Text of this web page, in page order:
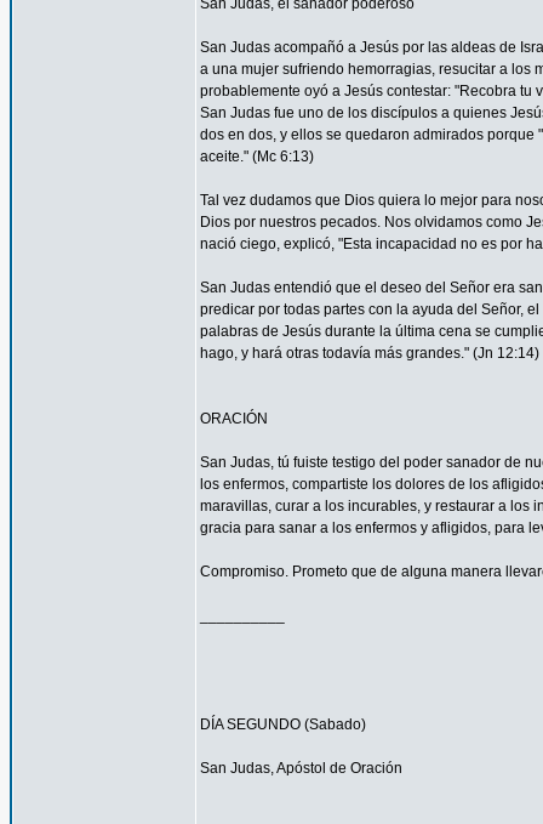
San Judas, el sanador poderoso
San Judas acompañó a Jesús por las aldeas de
a una mujer sufriendo hemorragias, resucitar a los
probablemente oyó a Jesús contestar: "Recobra tu
San Judas fue uno de los discípulos a quienes
dos en dos, y ellos se quedaron admirados
aceite." (Mc 6:13)
Tal vez dudamos que Dios quiera lo mejor para
Dios por nuestros pecados. Nos olvidamos como
nació ciego, explicó, "Esta incapacidad no es por
San Judas entendió que el deseo del Señor era
predicar por todas partes con la ayuda del Señor,
palabras de Jesús durante la última cena se
hago, y hará otras todavía más grandes." (Jn 12:14)
ORACIÓN
San Judas, tú fuiste testigo del poder sanador de
los enfermos, compartiste los dolores de los
maravillas, curar a los incurables, y restaurar a los
gracia para sanar a los enfermos y afligidos, para
Compromiso. Prometo que de alguna manera
DÍA SEGUNDO (Sabado)
San Judas, Apóstol de Oración